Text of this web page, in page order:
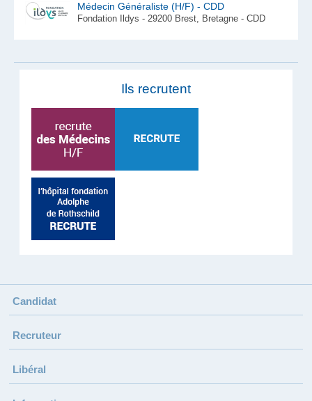
Médecin Généraliste (H/F) - CDD
Fondation Ildys - 29200 Brest, Bretagne - CDD
Ils recrutent
Candidat
Recruteur
Libéral